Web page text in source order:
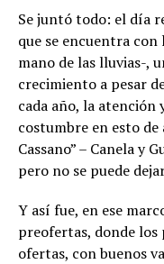
Se juntó todo: el día
que se encuentra
mano de las lluvias-,
crecimiento a pesar
cada año, la
costumbre en esto de
Cassano” – Canela y
pero no se puede
Y así fue, en ese
preofertas, donde los
ofertas, con buenos